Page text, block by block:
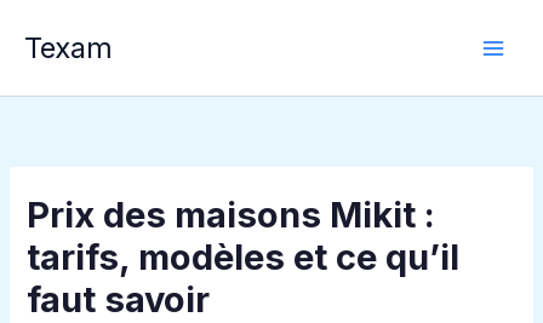
Texam
Prix des maisons Mikit :
tarifs, modèles et ce qu’il
faut savoir